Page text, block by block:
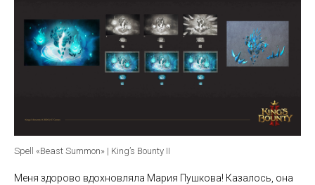
Spell «Beast Summon» | King’s Bounty II
Меня здорово вдохновляла Мария Пушкова! Казалось, она